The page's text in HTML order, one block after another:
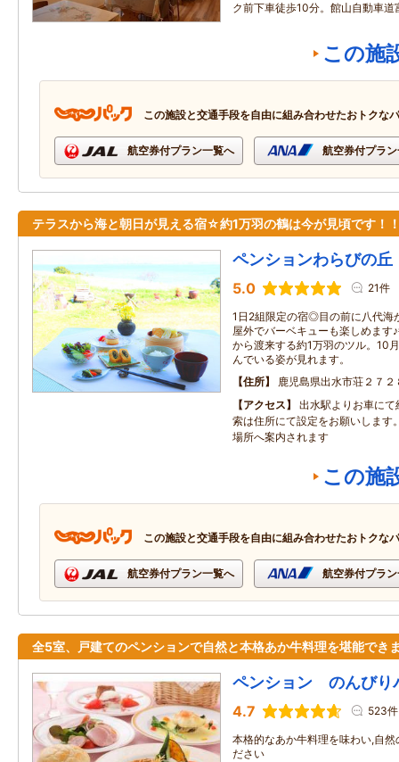
ク前下車徒歩10分。館山自動車道
この施
この施設と交通手段を自由に組み合わせたおトクな
航空券付プラン一覧へ 航空券付プラ
テラスから海と朝日が見える宿☆約1万羽の鶴は今が見頃です！
ペンションわらびの丘
5.0 21件
1日2組限定の宿◎目の前に八代海
屋外でバーベキューも楽しめます
から渡来する約1万羽のツル。10
んでいる姿が見れます。
住所
鹿児島県出水市荘２７２
アクセス
出水駅よりお車に
索は住所にて設定をお願いします
場所へ案内されます
この施
この施設と交通手段を自由に組み合わせたおトクな
航空券付プラン一覧へ 航空券付プラ
全5室、戸建てのペンションで自然と本格あか牛料理を堪能でき
ペンション のんびり
4.7 523件
本格的なあか牛料理を味わい,自
ださい